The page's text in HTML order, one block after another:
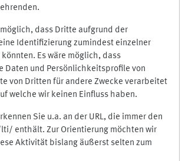
dass Dritte aufgrund der
Identifizierung zumindest einzelner
Es wäre möglich, dass
Daten und Persönlichkeitsprofile von
von Dritten für andere Zwecke verarbeitet
welche wir keinen Einfluss haben.
Sie u.a. an der URL, die immer den
enthält. Zur Orientierung möchten wir
Aktivität bislang äußerst selten zum